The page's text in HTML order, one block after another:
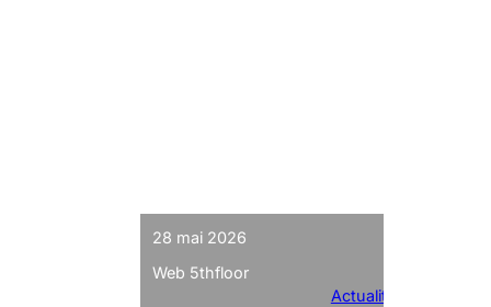
28 mai 2026
Web 5thfloor
Actualités